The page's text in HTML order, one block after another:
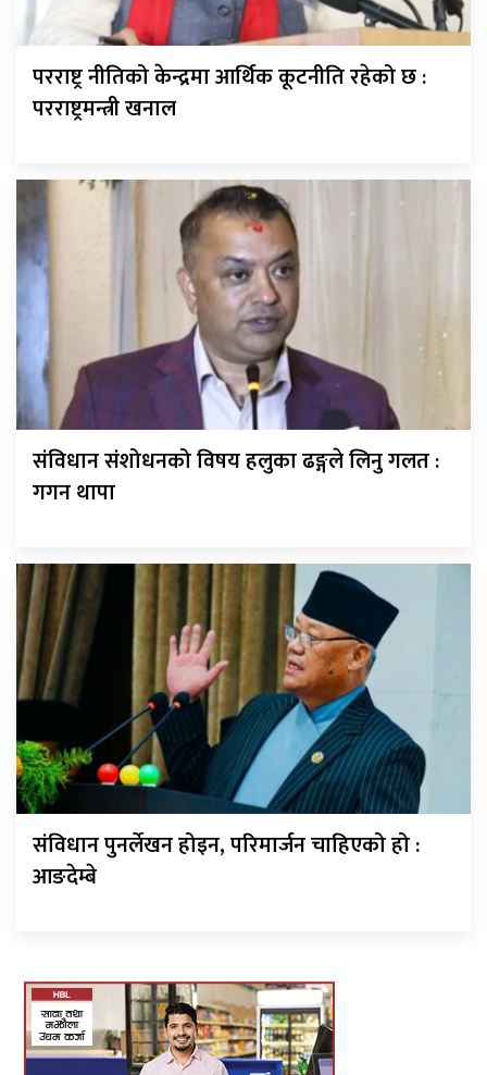
परराष्ट्र नीतिको केन्द्रमा आर्थिक कूटनीति रहेको छ :
परराष्ट्रमन्त्री खनाल
संविधान संशोधनको विषय हलुका ढङ्गले लिनु गलत :
गगन थापा
संविधान पुनर्लेखन होइन, परिमार्जन चाहिएको हो :
आङदेम्बे